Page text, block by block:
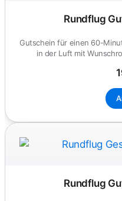
Rundflug
Gutschein für einen 60-
in der Luft mit
Rundflug